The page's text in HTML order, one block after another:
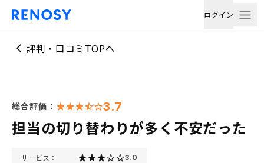
ログイン
評判・口コミTOPへ
総合評価： 3.7
担当の切り替わりが多く不安だった
サービス： 3.0